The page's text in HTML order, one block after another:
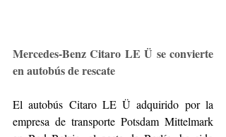
Mercedes-Benz Citaro LE Ü se convierte
en autobús de rescate
El autobús Citaro LE Ü adquirido por la
empresa de transporte Potsdam Mittelmark